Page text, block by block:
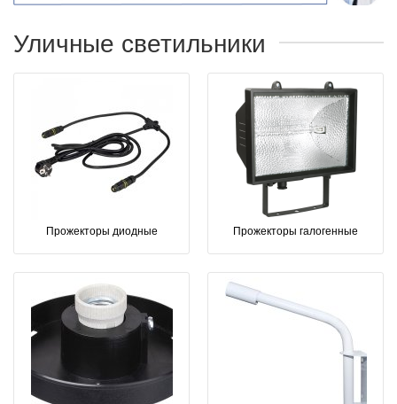
Уличные светильники
Прожекторы диодные Прожекторы галогенные